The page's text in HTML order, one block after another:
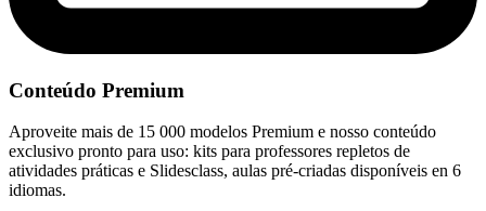
Conteúdo Premium
Aproveite mais de 15 000 modelos Premium e nosso conteúdo
exclusivo pronto para uso: kits para professores repletos de
atividades práticas e Slidesclass, aulas pré-criadas disponíveis en 6
idiomas.